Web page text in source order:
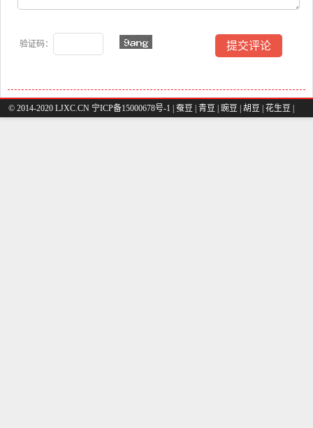
验证码：
© 2014-2020 LJXC.CN 宁ICP备15000678号-1 | 蚕豆 青豆 豌豆 胡豆 花生豆